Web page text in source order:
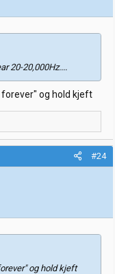
20-20,000Hz....
forever" og hold kjeft
#24
og hold kjeft